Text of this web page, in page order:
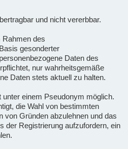
und nicht vererbbar.
Rahmen des
gesonderter
Daten des
nur wahrheitsgemäße
Daten stets aktuell zu halten.
einem Pseudonym möglich.
die Wahl von bestimmten
von Gründen abzulehnen und das
der Registrierung aufzufordern, ein